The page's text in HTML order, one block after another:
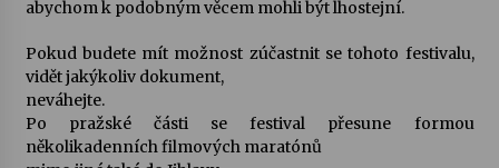
abychom k podobným věcem mohli být lhostejní.
Pokud budete mít možnost zúčastnit se tohoto festivalu,
vidět jakýkoliv dokument,
neváhejte.
Po pražské části se festival přesune formou
několikadenních filmových maratónů